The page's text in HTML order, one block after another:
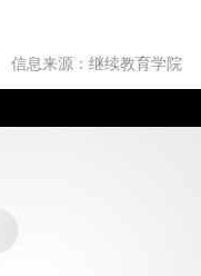
信息来源：继续教育学院